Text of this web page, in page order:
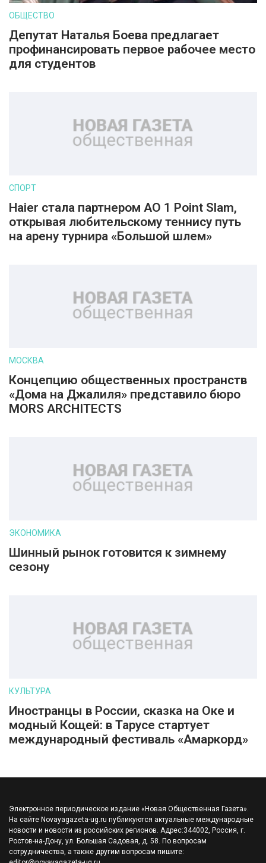
ОБЩЕСТВО
Депутат Наталья Боева предлагает
профинансировать первое рабочее место
для студентов
СПОРТ
Haier стала партнером AO 1 Point Slam,
открывая любительскому теннису путь
на арену турнира «Большой шлем»
МОСКВА
Концепцию общественных пространств
«Дома на Джалиля» представило бюро
MORS ARCHITECTS
ЭКОНОМИКА
Шинный рынок готовится к зимнему
сезону
КУЛЬТУРА
Иностранцы в России, сказка на Оке и
модный Кощей: в Тарусе стартует
международный фестиваль «Амаркорд»
Электронное периодическое издание «Новая Общественная Газета».
На сайте Novayagazeta-ug.ru публикуются актуальные международные
новости и новости из российских регионов. Адрес:344002, Россия, г.
Ростов-на-Дону, ул. Большая Садовая, д. 58. По вопросам
сотрудничества, а также другим вопросам пишите: